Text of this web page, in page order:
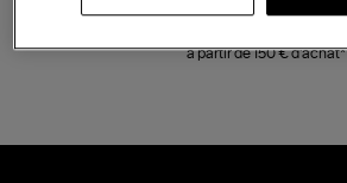
à partir de 150 € d'achat*